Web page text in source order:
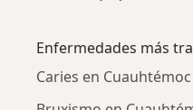
Enfermedades más
Caries en Cuauhtémoc